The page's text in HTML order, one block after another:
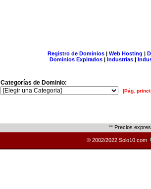
Registro de Dominios| Web Hosting |
Dominios Expirados | Industrias |
Categorías de Dominio:
[Pág.
** Precios
© 2002/2022 Solo10.com